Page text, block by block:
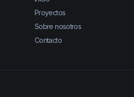
Proyectos
Sobre nosotros
Contacto